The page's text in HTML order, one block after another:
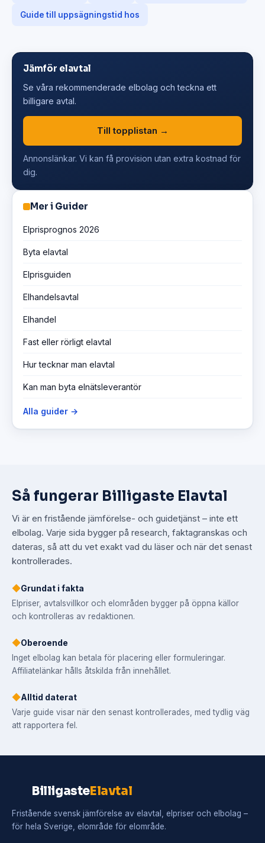
Guide till uppsägningstid hos
Jämför elavtal
Se våra rekommenderade elbolag och teckna ett
billigare avtal.
Till topplistan →
Annonslänkar. Vi kan få provision utan extra kostnad för
dig.
Mer i Guider
Elprisprognos 2026
Byta elavtal
Elprisguiden
Elhandelsavtal
Elhandel
Fast eller rörligt elavtal
Hur tecknar man elavtal
Kan man byta elnätsleverantör
Alla guider →
Så fungerar Billigaste Elavtal
Vi är en fristående jämförelse- och guidetjänst – inte ett
elbolag. Varje sida bygger på research, faktagranskas och
dateras, så att du vet exakt vad du läser och när det senast
kontrollerades.
◆Grundat i fakta
Elpriser, avtalsvillkor och elområden bygger på öppna källor
och kontrolleras av redaktionen.
◆Oberoende
Inget elbolag kan betala för placering eller formuleringar.
Affiliatelänkar hålls åtskilda från innehållet.
◆Alltid daterat
Varje guide visar när den senast kontrollerades, med tydlig väg
att rapportera fel.
BilligasteElavtal
Fristående svensk jämförelse av elavtal, elpriser och elbolag –
för hela Sverige, elområde för elområde.